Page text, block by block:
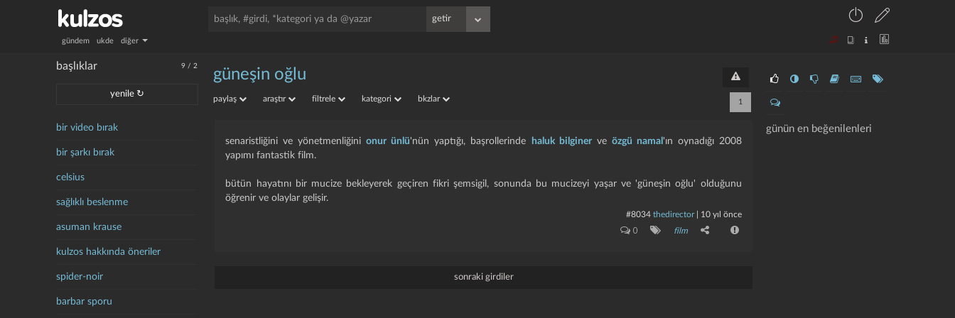
gündem ukde diğer
9 /2
başlıklar
yenile ↻
bir video bırak
bir şarkı bırak
celsius
sağlıklı beslenme
asuman krause
kulzos hakkında öneriler
spider-noir
barbar sporu
günün en beğenilenleri
güneşin oğlu
paylaş araştır filtrele kategori bkzlar 1
senaristliğini ve yönetmenliğinionur ünlü'nün yaptığı, başrollerinde haluk bilginerve özgü namal 'ın oynadığı 2008
yapımı fantastik film.
bütün hayatını bir mucize bekleyerek geçiren fikri şemsigil, sonunda bu mucizeyi yaşar ve 'güneşin oğlu' olduğunu
öğrenir ve olaylar gelişir.
#8034 thedirector| 10 yıl önce
0 film
sonraki girdiler